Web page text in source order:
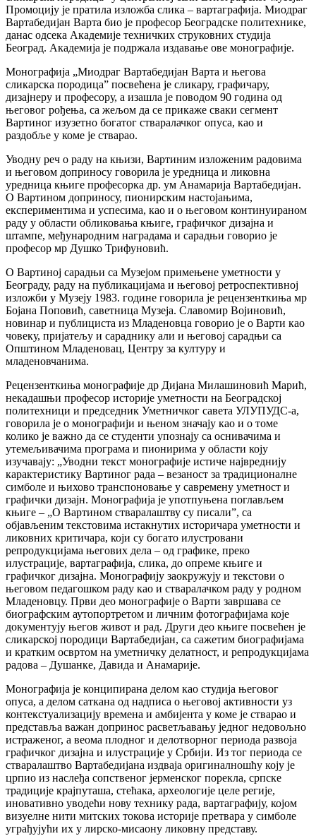
Промоцију је пратила изложба слика – вартаграфија. Миодраг
Вартабедијан Варта био је професор Београдске политехнике,
данас одсека Академије техничких струковних студија
Београд. Академија је подржала издавање ове монографије.
Монографија „Миодраг Вартабедијан Варта и његова
сликарска породица” посвећена је сликару, графичару,
дизајнеру и професору, а изашла је поводом 90 година од
његовог рођења, са жељом да се прикаже сваки сегмент
Вартиног изузетно богатог стваралачког опуса, као и
раздобље у коме је стварао.
Уводну реч о раду на књизи, Вартиним изложеним радовима
и његовом доприносу говорила је уредница и ликовна
уредница књиге професорка др. ум Анамарија Вартабедијан.
О Вартином доприносу, пионирским настојањима,
експериментима и успесима, као и о његовом континуираном
раду у области обликовања књиге, графичког дизајна и
штампе, међународним наградама и сарадњи говорио је
професор мр Душко Трифуновић.
О Вартиној сарадњи са Музејом примењене уметности у
Београду, раду на публикацијама и његовој ретроспективној
изложби у Музеју 1983. године говорила је рецензенткиња мр
Бојана Поповић, саветница Музеја. Славомир Војиновић,
новинар и публициста из Младеновца говорио је о Варти као
човеку, пријатељу и сараднику али и његовој сарадњи са
Општином Младеновац, Центру за културу и
младеновчанима.
Рецензенткиња монографије др Дијана Милашиновић Марић,
некадашњи професор историје уметности на Београдској
политехници и председник Уметничког савета УЛУПУДС-а,
говорила је о монографији и њеном значају као и о томе
колико је важно да се студенти упознају са оснивачима и
утемељивачима програма и пионирима у области коју
изучавају: „Уводни текст монографије истиче највреднију
карактеристику Вартиног рада – везаност за традиционалне
симболе и њихово транспоновање у савремену уметност и
графички дизајн. Монографија је употпуњена поглављем
књиге – „О Вартином стваралаштву су писали”, са
објављеним текстовима истакнутих историчара уметности и
ликовних критичара, који су богато илустровани
репродукцијама његових дела – од графике, преко
илустрације, вартаграфија, слика, до опреме књиге и
графичког дизајна. Монографију заокружују и текстови о
његовом педагошком раду као и стваралачком раду у родном
Младеновцу. Први део монографије о Варти завршава се
биографским аутопортретом и личним фотографијама које
документују његов живот и рад. Други део књиге посвећен је
сликарској породици Вартабедијан, са сажетим биографијама
и кратким освртом на уметничку делатност, и репродукцијама
радова – Душанке, Давида и Анамарије.
Монографија је конципирана делом као студија његовог
опуса, а делом саткана од надписа о његовој активности уз
контекстуализацију времена и амбијента у коме је стварао и
представља важан допринос расветљавању једног недовољно
истраженог, а веома плодног и делотворног периода развоја
графичког дизајна и илустрације у Србији. Из тог периода се
стваралаштво Вартабедијана издваја оригиналношћу коју је
црпио из наслеђа сопственог јерменског порекла, српске
традиције крајпуташа, стећака, археологије целе регије,
иновативно уводећи нову технику рада, вартаграфију, којом
визуелне нити митских токова историје претвара у симболе
уграђујући их у лирско-мисаону ликовну представу.